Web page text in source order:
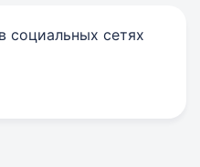
социальных сетях